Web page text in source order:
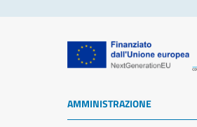
AMMINISTRAZIONE